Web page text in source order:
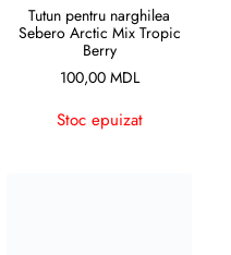
CITEȘTE MAI MULT
Tutun pentru narghilea
Sebero Arctic Mix Tropic
Berry
100,00 MDL
Stoc epuizat